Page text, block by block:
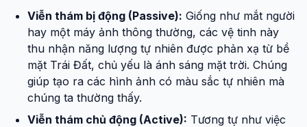
Viễn thám bị động (Passive): Giống như mắt người
hay một máy ảnh thông thường, các vệ tinh này
thu nhận năng lượng tự nhiên được phản xạ từ bề
mặt Trái Đất, chủ yếu là ánh sáng mặt trời. Chúng
giúp tạo ra các hình ảnh có màu sắc tự nhiên mà
chúng ta thường thấy.
Viễn thám chủ động (Active): Tương tự như việc